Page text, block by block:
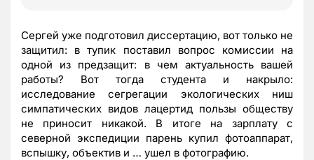
Сергей уже подготовил диссертацию, вот только не
защитил: в тупик поставил вопрос комиссии на
одной из предзащит: в чем актуальность вашей
работы? Вот тогда студента и накрыло:
исследование сегрегации экологических ниш
симпатических видов лацертид пользы обществу
не приносит никакой. В итоге на зарплату с
северной экспедиции парень купил фотоаппарат,
вспышку, объектив и … ушел в фотографию.